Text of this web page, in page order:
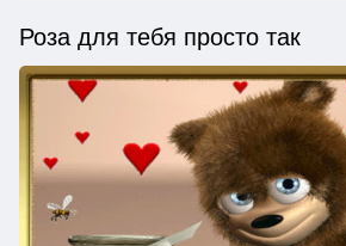
Роза для тебя просто так